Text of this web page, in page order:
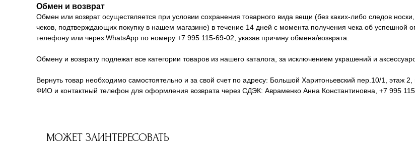
Обмен и возврат
Обмен или возврат осуществляется при условии сохранения товарного вида вещи (без каких-либо следов
чеков, подтверждающих покупку в нашем магазине) в течение 14 дней с момента получения чека об
телефону или через WhatsApp по номеру +7 995 115-69-02, указав причину обмена/возврата.
Обмену и возврату подлежат все категории товаров из нашего каталога, за исключением украшений и
Вернуть товар необходимо самостоятельно и за свой счет по адресу: Большой Харитоньевский пер.10/1,
ФИО и контактный телефон для оформления возврата через СДЭК: Авраменко Анна Константиновна, +7 995
МОЖЕТ ЗАИНТЕРЕСОВАТЬ